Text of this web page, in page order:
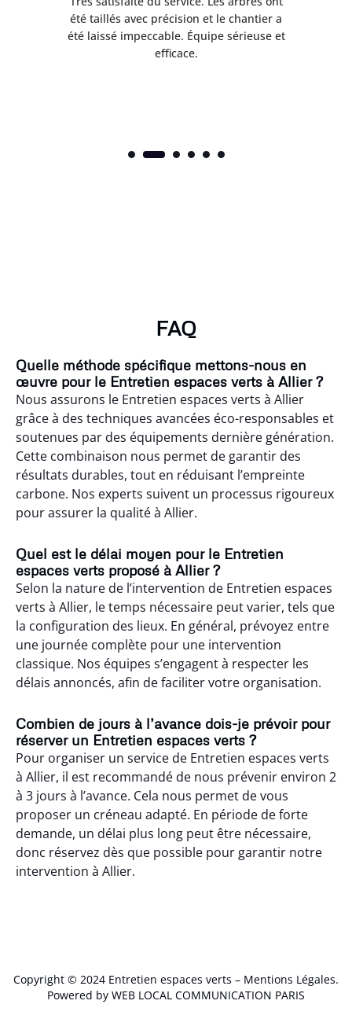
été taillés avec précision et le chantier a
été laissé impeccable. Équipe sérieuse et
efficace.
FAQ
Quelle méthode spécifique mettons-nous en
œuvre pour le Entretien espaces verts à Allier ?
Nous assurons le Entretien espaces verts à Allier
grâce à des techniques avancées éco-responsables et
soutenues par des équipements dernière génération.
Cette combinaison nous permet de garantir des
résultats durables, tout en réduisant l’empreinte
carbone. Nos experts suivent un processus rigoureux
pour assurer la qualité à Allier.
Quel est le délai moyen pour le Entretien
espaces verts proposé à Allier ?
Selon la nature de l’intervention de Entretien espaces
verts à Allier, le temps nécessaire peut varier, tels que
la configuration des lieux. En général, prévoyez entre
une journée complète pour une intervention
classique. Nos équipes s’engagent à respecter les
délais annoncés, afin de faciliter votre organisation.
Combien de jours à l’avance dois-je prévoir pour
réserver un Entretien espaces verts ?
Pour organiser un service de Entretien espaces verts
à Allier, il est recommandé de nous prévenir environ 2
à 3 jours à l’avance. Cela nous permet de vous
proposer un créneau adapté. En période de forte
demande, un délai plus long peut être nécessaire,
donc réservez dès que possible pour garantir notre
intervention à Allier.
Yzeure (03400) Yzeure (03400) Yzeure (03400)
Yzeure (03400),Yzeure (03400),Yzeure (03400),Yzeure (03400)
Yzeure (03400),Ygrande (03160) ,Ygrande (03160) , Ygrande
Copyright © 2024 Entretien espaces verts – Mentions Légales.
Powered by WEB LOCAL COMMUNICATION PARIS